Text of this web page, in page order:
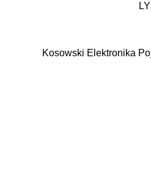
Kosowski Elektronika